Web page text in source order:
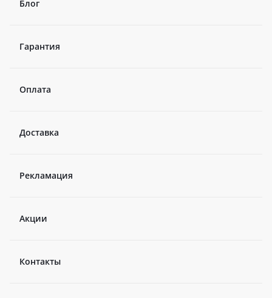
Блог
Гарантия
Оплата
Доставка
Рекламация
Акции
Контакты